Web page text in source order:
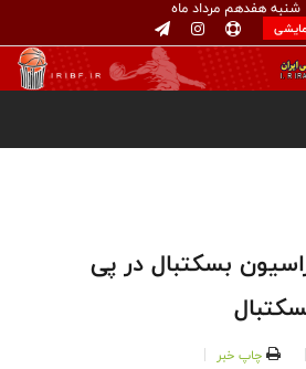
شنبه هفدهم مرداد ماه
بسکتبال در پی
چاپ خبر